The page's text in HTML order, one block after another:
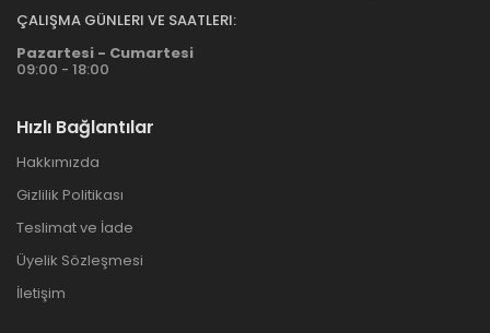
ÇALIŞMA GÜNLERI VE SAATLERI:
Pazartesi - Cumartesi
09:00 - 18:00
Hızlı Bağlantılar
Hakkımızda
Gizlilik Politikası
Teslimat ve İade
Üyelik Sözleşmesi
İletişim